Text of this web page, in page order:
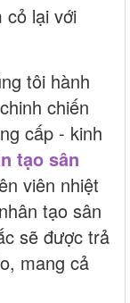
cỏ lại với
tôi hành
chiến
cấp - kinh
tạo sân
viên nhiệt
tạo sân
sẽ được trả
mang cả